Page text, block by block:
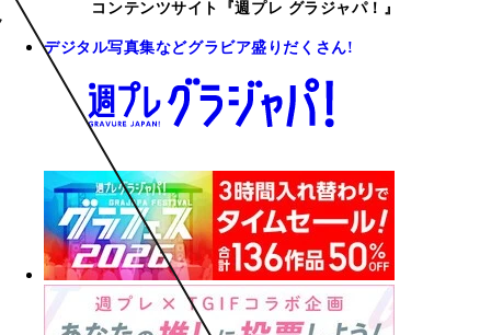
コンテンツサイト『週プレ グラジャパ！』
デジタル写真集などグラビア盛りだくさん!